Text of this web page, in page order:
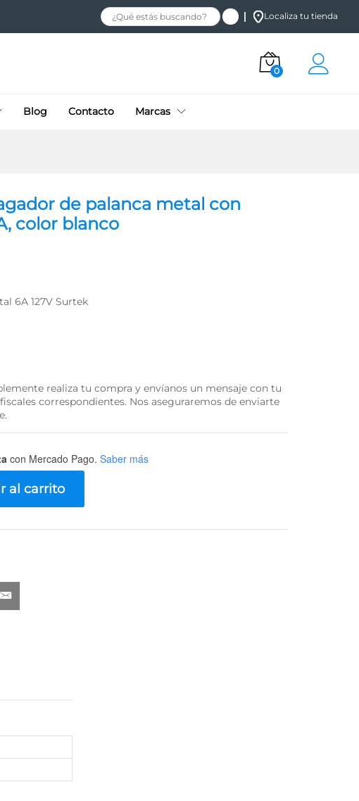
Localiza tu tienda
0
Blog Contacto Marcas
de palanca metal con
color blanco
6A 127V Surtek
realiza tu compra y envíanos un mensaje con tu
correspondientes. Nos aseguraremos de enviarte
con Mercado Pago. Saber más
al carrito
18.10 +
IVA
Añadir al carrito